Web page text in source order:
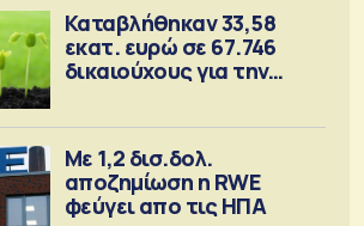
Καταβλήθηκαν 33,58
εκατ. ευρώ σε 67.746
δικαιούχους για την
Με 1,2 δισ.δολ.
αποζημίωση η RWE
φεύγει απο τις ΗΠΑ